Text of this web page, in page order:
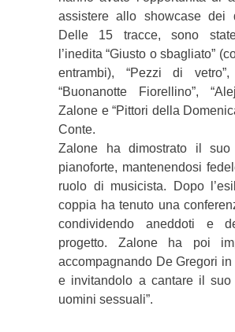
assistere allo showcase dei
Delle 15 tracce, sono
l’inedita “Giusto o sbagliato”
entrambi), “Pezzi di vetro”,
“Buonanotte Fiorellino”,
Zalone e “Pittori della
Conte.
Zalone ha dimostrato il suo
pianoforte, mantenendosi
ruolo di musicista. Dopo
coppia ha tenuto una
condividendo aneddoti e
progetto. Zalone ha poi
accompagnando De Gregori in
e invitandolo a cantare il suo
uomini sessuali”.